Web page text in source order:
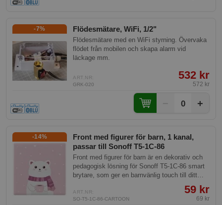
Flödesmätare, WiFi, 1/2"
-7%
Flödesmätare med en WiFi styrning. Övervaka
flödet från mobilen och skapa alarm vid
läckage mm.
ART.NR:
GRK-020
532 kr
572 kr
0 +
Front med figurer för barn, 1 kanal,
passar till Sonoff T5-1C-86
-14%
Front med figurer för barn är en dekorativ och
pedagogisk lösning för Sonoff T5-1C-86 smart
brytare, som ger en barnvänlig touch till ditt
inlärningen om teknik på ett lekfullt sätt.
ART.NR:
SO-T5-1C-86-CARTOON
59 kr
69 kr